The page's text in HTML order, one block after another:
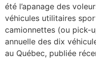
été l’apanage des
véhicules utilitaires
camionnettes (ou pick-
annuelle des dix
au Québec, publiée